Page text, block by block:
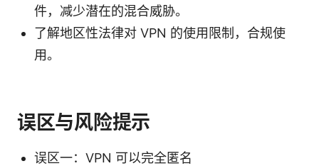
件，减少潜在的混合威胁。
了解地区性法律对 VPN 的使用限制，合规使
用。
误区与风险提示
误区一：VPN 可以完全匿名